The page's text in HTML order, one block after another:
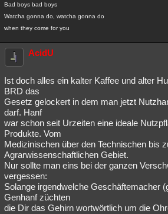
Bad boys bad boys
Watcha gonna do, watcha gonna do
when they come for you
AcidU
Ist doch alles ein kalter Kaffee und alter
BRD das
Gesetz gelockert in dem man jetzt
darf. Hanf
war schon seit Urzeiten eine ideale
Produkte. Vom
Medizinischen über den Technischen bis
Agrarwissenschaftlichen Gebiet.
Nur sollte man eins bei der ganzen
vergessen:
Solange irgendwelche Geschäftemacher
Genhanf züchten
die Dir das Gehirn wortwörtlich um die